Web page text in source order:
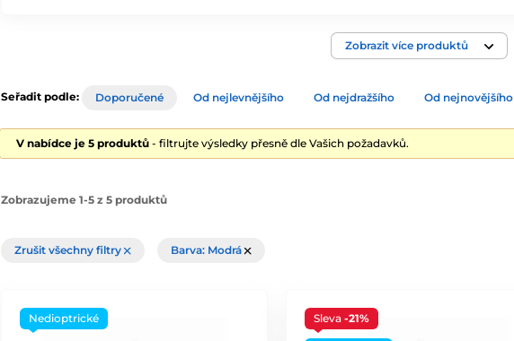
Zobrazit více produktů
Seřadit podle: Doporučené Od nejlevnějšího Od nejdražšího Od nejnovějšího
V nabídce je 5 produktů - filtrujte výsledky přesně dle Vašich požadavků.
Zobrazujeme 1-5 z 5 produktů
Zrušit všechny filtry Barva: Modrá
Nedioptrické Sleva -21%